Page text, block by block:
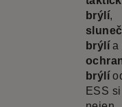
brýlí,
brýlí a
brýlí
ESS